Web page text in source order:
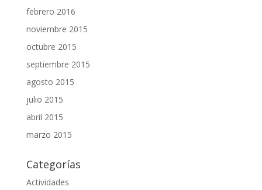
febrero 2016
noviembre 2015
octubre 2015
septiembre 2015
agosto 2015
julio 2015
abril 2015
marzo 2015
Categorías
Actividades